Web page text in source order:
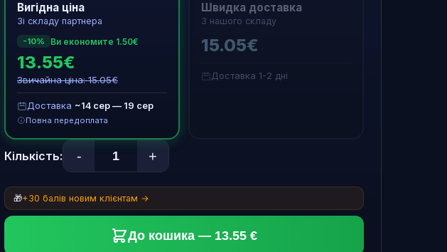
Вигідна ціна
Зі складу партнера
-10% Ви економите 1.50€
13.55€
Звичайна ціна: 15.05€
Доставка ~14 сер — 19 сер
Повна передоплата
Швидка доставка
З нашого складу
15.05€
Доставка 1-2 дні
Кількість: - +
🎁+30 балів новим клієнтам →
До кошика — 13.55 €